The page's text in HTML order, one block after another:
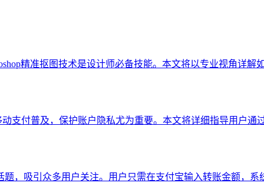
精准抠图技术是设计师必备技能。本文将以专业视角详
支付普及，保护账户隐私尤为重要。本文将详细指导用户
，吸引众多用户关注。用户只需在支付宝输入转账金额，